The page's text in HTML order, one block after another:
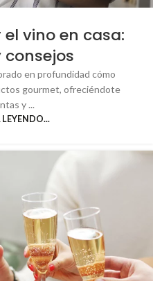
vino en casa:
en profundidad cómo
gourmet, ofreciéndote
y ...